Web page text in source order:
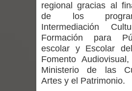
Banda linarense
regresa de Brasil
intercambio musical
con comunidades
regional gracias al
de los
Intermediación
Formación para
escolar y Escolar
Fomento
Ministerio de las
Artes y el Patrimonio.